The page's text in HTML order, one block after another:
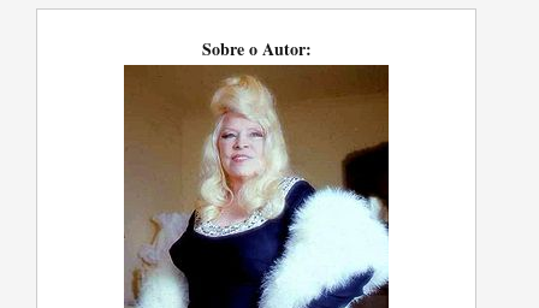
Sobre o Autor: